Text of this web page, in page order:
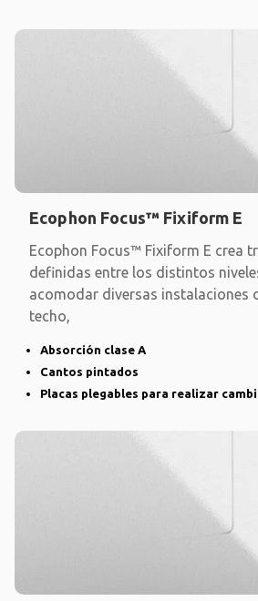
Ecophon Focus™ Fixiform E
Ecophon Focus™ Fixiform E crea
definidas entre los distintos
acomodar diversas instalaciones
techo,
Absorción clase A
Cantos pintados
Placas plegables para realizar